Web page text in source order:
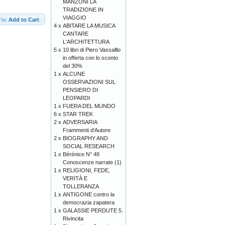
Add to Cart
MANZONI LA
TRADIZIONE IN
VIAGGIO
4 x ABITARE LA MUSICA
CANTARE
L'ARCHITETTURA
5 x 10 libri di Piero Vassalllo
in offerta con lo sconto
del 30%
1 x ALCUNE
OSSERVAZIONI SUL
PENSIERO DI
LEOPARDI
1 x FUERA DEL MUNDO
6 x STAR TREK
2 x ADVERSARIA
Frammenti d'Autore
2 x BIOGRAPHY AND
SOCIAL RESEARCH
1 x Bérénice N° 48
Conoscenze narrate (1)
1 x RELIGIONI, FEDE,
VERITÀ E
TOLLERANZA
1 x ANTIGONE contro la
democrazia zapatera
1 x GALASSIE PERDUTE 5.
Rivincita